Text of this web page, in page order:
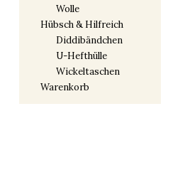
Wolle
Hübsch & Hilfreich
Diddibändchen
U-Hefthülle
Wickeltaschen
Warenkorb